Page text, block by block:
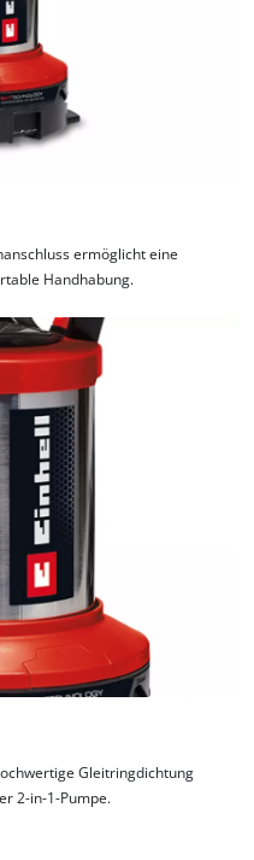
ermöglicht eine
Handhabung.
Gleitringdichtung
2-in-1-Pumpe.